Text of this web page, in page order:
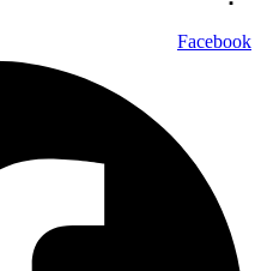
Facebook